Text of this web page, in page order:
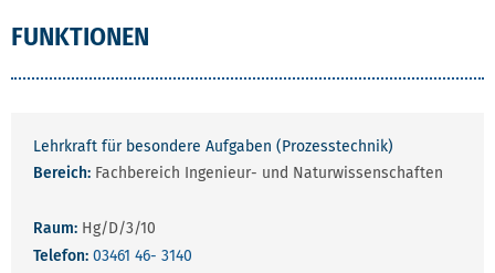
FUNKTIONEN
Lehrkraft für besondere Aufgaben (Prozesstechnik)
Bereich: Fachbereich Ingenieur- und Naturwissenschaften
Raum: Hg/D/3/10
Telefon: 03461 46- 3140